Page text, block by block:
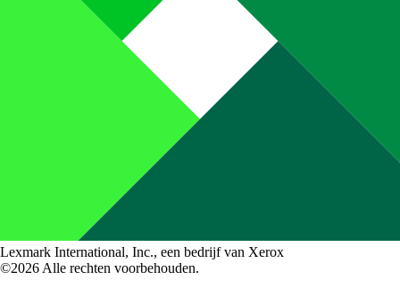
Lexmark International, Inc., een bedrijf van Xerox
©2026 Alle rechten voorbehouden.